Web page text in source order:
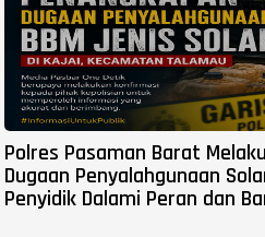
Polres Pasaman Barat
Dugaan Penyalahgunaan
Penyidik Dalami Peran dan